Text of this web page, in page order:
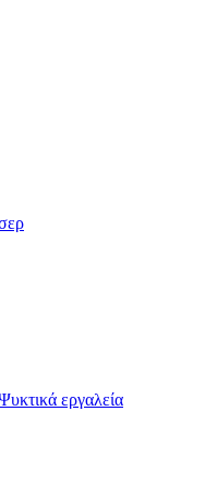
εργαλεία